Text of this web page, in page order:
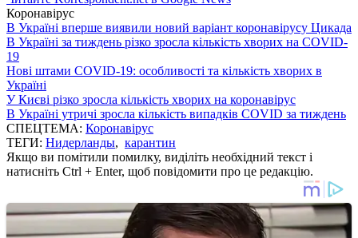
Коронавірус
В Україні вперше виявили новий варіант коронавірусу Цикада
В Україні за тиждень різко зросла кількість хворих на COVID-
19
Нові штами COVID-19: особливості та кількість хворих в
Україні
У Києві різко зросла кількість хворих на коронавірус
В Україні утричі зросла кількість випадків COVID за тиждень
СПЕЦТЕМА: Коронавірус
ТЕГИ: Нидерланды, карантин
Якщо ви помітили помилку, виділіть необхідний текст і
натисніть Ctrl + Enter, щоб повідомити про це редакцію.